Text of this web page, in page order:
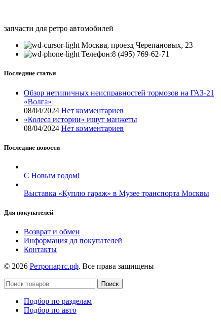
запчасти для ретро автомобилей
Москва, проезд Черепановых, 23
Телефон:8 (495) 769-62-71
Последние статьи
Обзор нетипичных неисправностей тормозов на ГАЗ-21
«Волга»
08/04/2024 Нет комментариев
«Колеса истории» ищут манжеты
08/04/2024 Нет комментариев
Последние новости
С Новым годом!
Выставка «Куплю гараж» в Музее транспорта Москвы
Для покупателей
Возврат и обмен
Информация дл покупателей
Контакты
© 2026 Ретропартс.рф. Все права защищены
Поиск
Подбор по разделам
Подбор по авто